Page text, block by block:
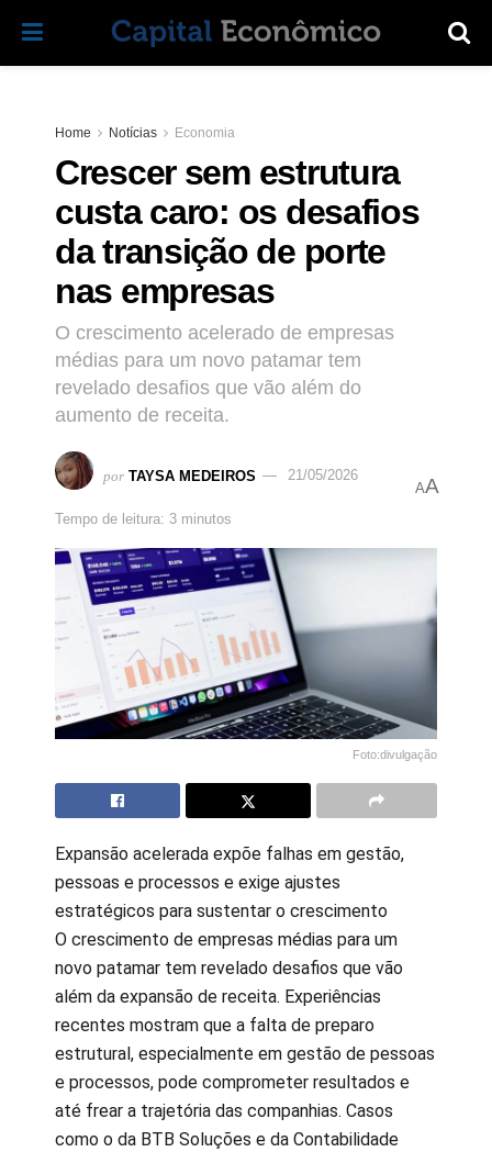
Home Notícias Economia
Crescer sem estrutura
custa caro: os desafios
da transição de porte
nas empresas
O crescimento acelerado de empresas
médias para um novo patamar tem
revelado desafios que vão além do
aumento de receita.
por TAYSA MEDEIROS 21/05/2026
Tempo de leitura: 3 minutos
AA
Foto:divulgação
Expansão acelerada expõe falhas em gestão,
pessoas e processos e exige ajustes
estratégicos para sustentar o crescimento
O crescimento de empresas médias para um
novo patamar tem revelado desafios que vão
além da expansão de receita. Experiências
recentes mostram que a falta de preparo
estrutural, especialmente em gestão de pessoas
e processos, pode comprometer resultados e
até frear a trajetória das companhias. Casos
como o da BTB Soluções e da Contabilidade